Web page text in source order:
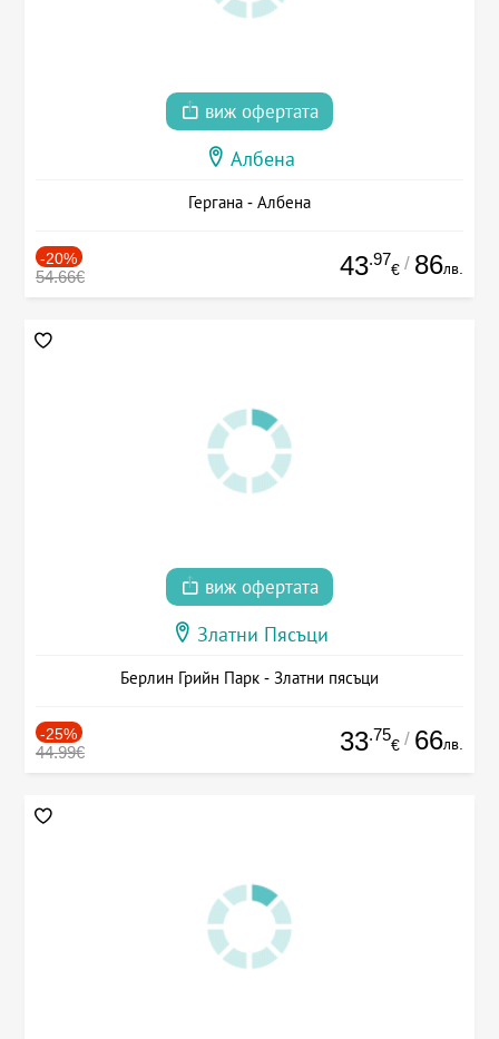
виж офертата
Албена
Гергана - Албена
-20%
54.66€ 43.97
€ / 86лв.
виж офертата
Златни Пясъци
Берлин Грийн Парк - Златни пясъци
-25%
44.99€ 33.75
€ / 66лв.